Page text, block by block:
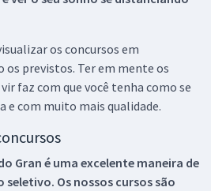
os concursos em
os previstos. Ter em mente os
faz com que você tenha como se
e com muito mais qualidade.
Gran é uma excelente maneira de
Os nossos cursos são